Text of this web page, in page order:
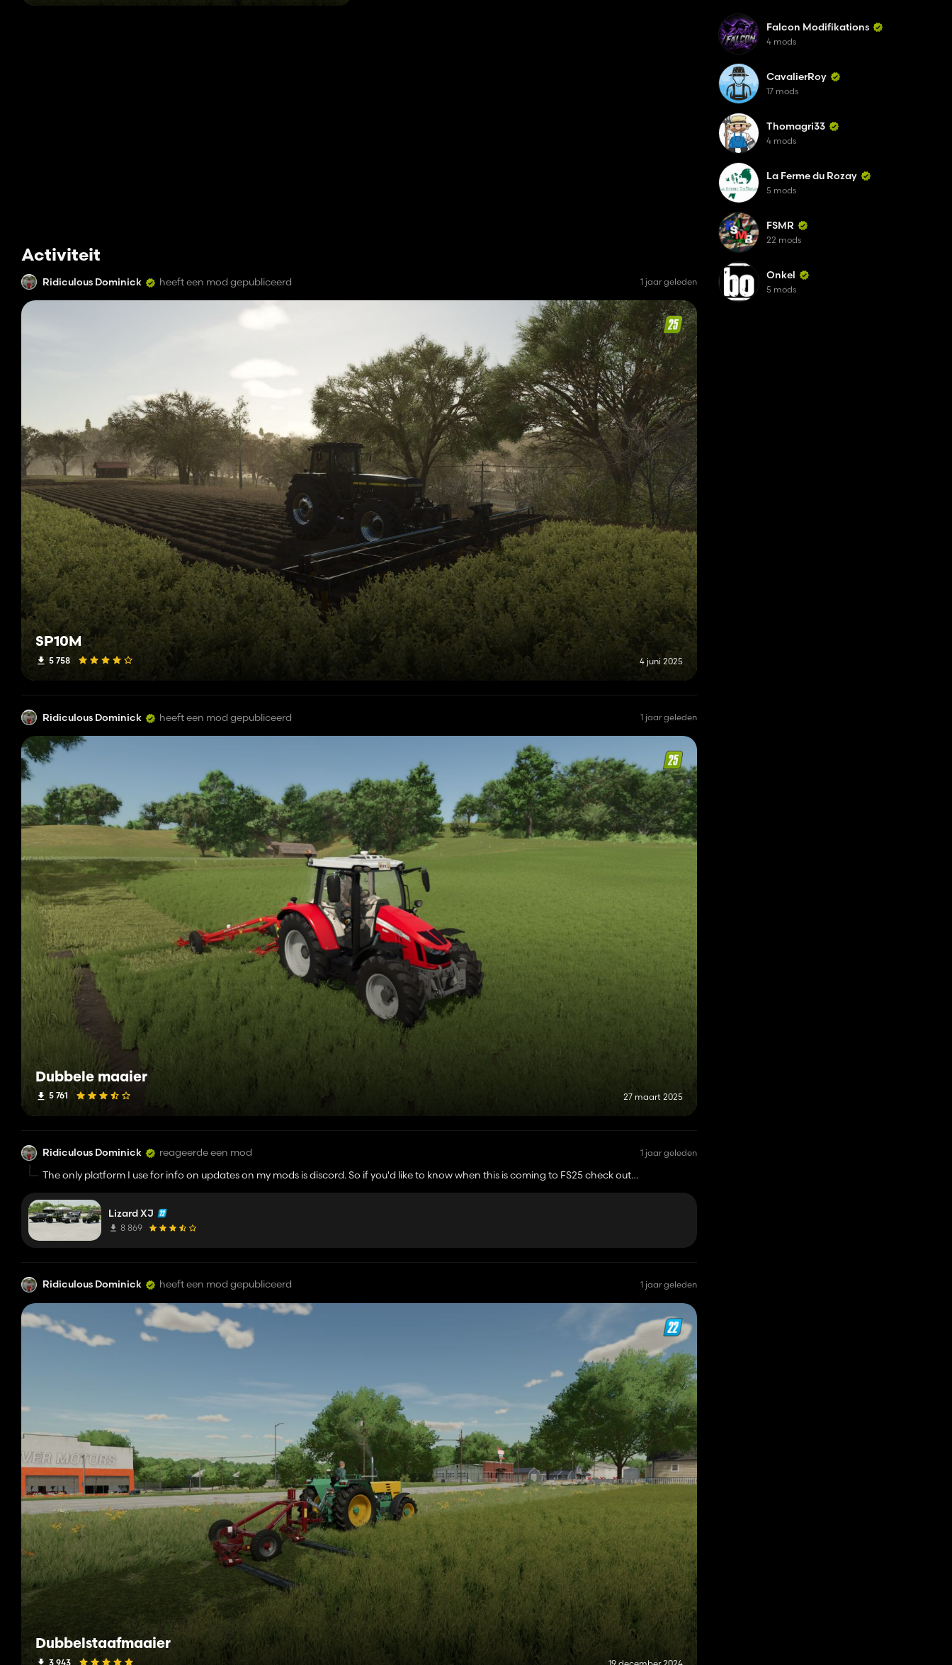
Activiteit
Ridiculous Dominick heeft een mod gepubliceerd 1 jaar geleden
SP10M
5 758 4 juni 2025
Ridiculous Dominick heeft een mod gepubliceerd 1 jaar geleden
Dubbele maaier
5 761 27 maart 2025
Ridiculous Dominick reageerde een mod 1 jaar geleden
The only platform I use for info on updates on my mods is discord. So if you'd like to know when this is coming to FS25 check out
Lizard XJ
8 869
Ridiculous Dominick heeft een mod gepubliceerd 1 jaar geleden
Dubbelstaafmaaier
3 943
Falcon Modifikations
4 mods
CavalierRoy
17 mods
Thomagri33
4 mods
La Ferme du Rozay
5 mods
FSMR
22 mods
Onkel
5 mods